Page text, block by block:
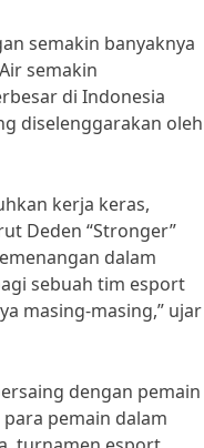
semakin banyaknya
semakin
di Indonesia
diselenggarakan oleh
kerja keras,
Deden “Stronger”
dalam
sebuah tim esport
masing-masing,” ujar
dengan pemain
pemain dalam